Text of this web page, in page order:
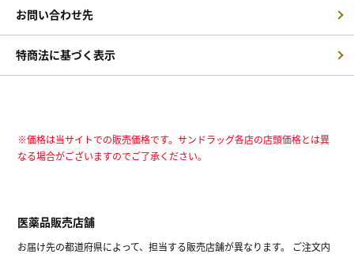
お問い合わせ先
特商法に基づく表示
※価格は当サイトでの販売価格です。サンドラッグ各店の店頭価格とは異
なる場合がございますのでご了承ください。
医薬品販売店舗
お届け先の都道府県によって、担当する販売店舗が異なります。 ご注文内